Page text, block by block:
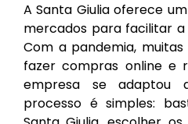
A Santa Giulia oferece
mercados para facilitar a
Com a pandemia,
fazer compras online e
empresa se adaptou
processo é simples: